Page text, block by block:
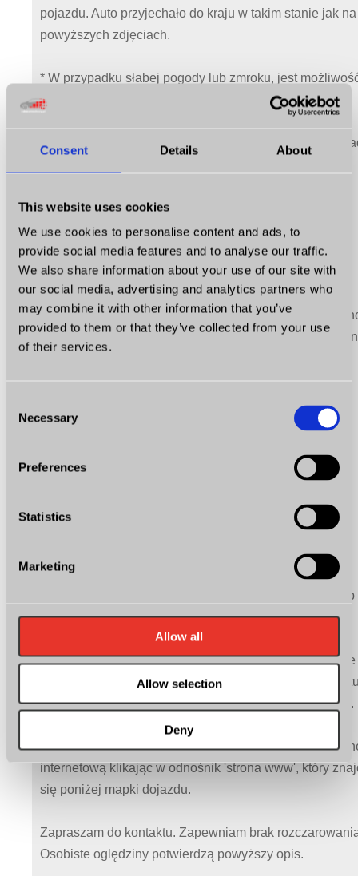
Consent Details About
This website uses cookies
We use cookies to personalise content and ads, to
provide social media features and to analyse our traffic.
We also share information about your use of our site with
our social media, advertising and analytics partners who
may combine it with other information that you’ve
provided to them or that they’ve collected from your use
of their services.
Selection
Necessary
Preferences
Statistics
Marketing
Allow all
Allow selection
Deny
pojazdu. Auto przyjechało do kraju w takim stanie jak na
powyższych zdjęciach.
* W przypadku słabej pogody lub zmroku, jest
obejrzenia auta w oświetlonej hali.
* Na życzenie klienta dostarczymy auto pod wskazany
* Pisemna gwarancja przebiegu!
* W naszym salonie zaproponujemy wygodne oraz
odpowiednie formy finansowania zakupu w postaci -
kredytu, leasingu, a także, zajmiemy się załatwieniem
wszelkich formalności związanych z rejestracją
oraz uzyskaniem ubezpieczenia. Jesteśmy
weryfikacji!
* Przyjmujemy auta w rozliczeniu
Zachęcamy również do odwiedzenia nas pociągiem lub
autobusem. Odbierzemy Cię ze stacji lub dworca.
Auto świeżo sprowadzone przez naszą firmę - opłacone
przygotowane do rejestracji w Polsce. Wystawiamy
Vat-Marża (kupujący zwolniony z opłaty skarbowej 2%).
Aby zapoznać się z profilem naszej firmy wejdź na
internetową klikając w odnośnik 'strona www', który
się poniżej mapki dojazdu.
Zapraszam do kontaktu. Zapewniam brak
Osobiste oględziny potwierdzą powyższy opis.